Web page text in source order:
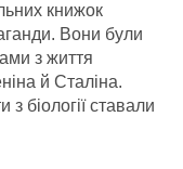
книжок
Вони були
з життя
й Сталіна.
з біології ставали